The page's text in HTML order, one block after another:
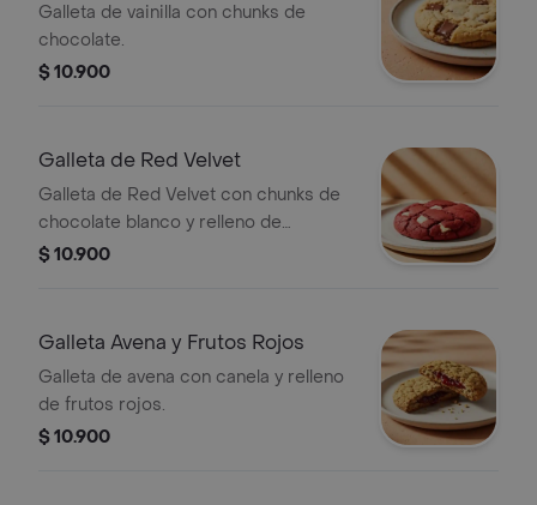
Galleta de vainilla con chunks de
chocolate.
$ 10.900
Galleta de Red Velvet
Galleta de Red Velvet con chunks de
chocolate blanco y relleno de
Cheesecake.
$ 10.900
Galleta Avena y Frutos Rojos
Galleta de avena con canela y relleno
de frutos rojos.
$ 10.900